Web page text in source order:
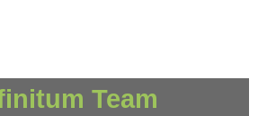
Team